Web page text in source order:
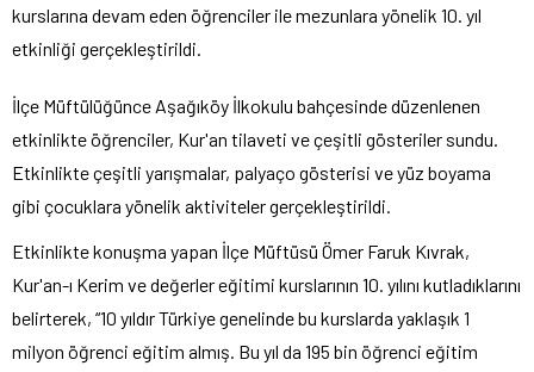
kurslarına devam eden öğrenciler ile mezunlara yönelik 10. yıl
etkinliği gerçekleştirildi.
İlçe Müftülüğünce Aşağıköy İlkokulu bahçesinde düzenlenen
etkinlikte öğrenciler, Kur'an tilaveti ve çeşitli gösteriler sundu.
Etkinlikte çeşitli yarışmalar, palyaço gösterisi ve yüz boyama
gibi çocuklara yönelik aktiviteler gerçekleştirildi.
Etkinlikte konuşma yapan İlçe Müftüsü Ömer Faruk Kıvrak,
Kur'an-ı Kerim ve değerler eğitimi kurslarının 10. yılını kutladıklarını
belirterek, “10 yıldır Türkiye genelinde bu kurslarda yaklaşık 1
milyon öğrenci eğitim almış. Bu yıl da 195 bin öğrenci eğitim